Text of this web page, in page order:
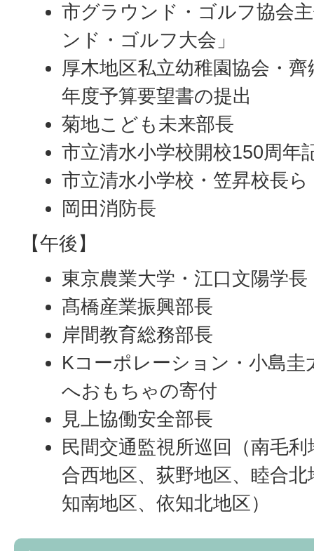
市グラウンド・ゴルフ協会
ンド・ゴルフ大会」
厚木地区私立幼稚園協会・
年度予算要望書の提出
菊地こども未来部長
市立清水小学校開校150周年
市立清水小学校・笠昇校長ら
岡田消防長
【午後】
東京農業大学・江口文陽学長
髙橋産業振興部長
岸間教育総務部長
Kコーポレーション・小島圭
へおもちゃの寄付
見上協働安全部長
民間交通監視所巡回（南毛
合西地区、荻野地区、睦合
知南地区、依知北地区）